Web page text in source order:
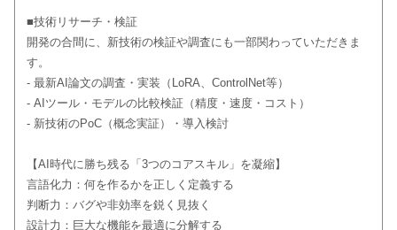
■技術リサーチ・検証
開発の合間に、新技術の検証や調査にも一部関わっていただきま
す。
- 最新AI論文の調査・実装（LoRA、ControlNet等）
- AIツール・モデルの比較検証（精度・速度・コスト）
- 新技術のPoC（概念実証）・導入検討
【AI時代に勝ち残る「3つのコアスキル」を凝縮】
言語化力：何を作るかを正しく定義する
判断力：バグや非効率を鋭く見抜く
設計力：巨大な機能を最適に分解する